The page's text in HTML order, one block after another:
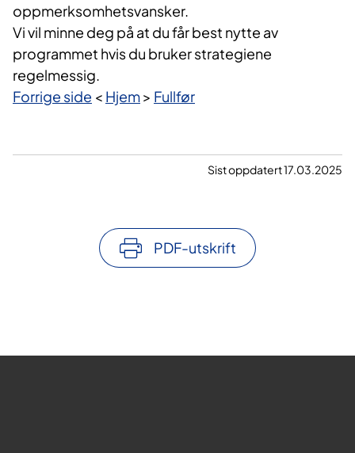
oppmerksomhetsvansker.
Vi vil minne deg på at du får best nytte av
programmet hvis du bruker strategiene
regelmessig.
Forrige side < Hjem> Fullfør
Sist oppdatert 17.03.2025
PDF-utskrift